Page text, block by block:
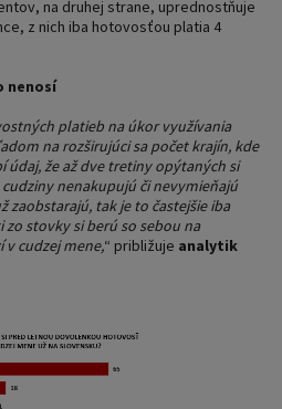
na druhej strane, uprednostňuje
z nich iba hotovosťou platia 4
nenosí
platieb na úkor využívania
na rozširujúci sa počet krajín, kde
údaj, že až dve tretiny opýtaných si
nenakupujú či nevymieňajú
zaobstarajú, tak je to častejšie iba
stovky si berú so sebou na
cudzej mene,“ približuje analytik